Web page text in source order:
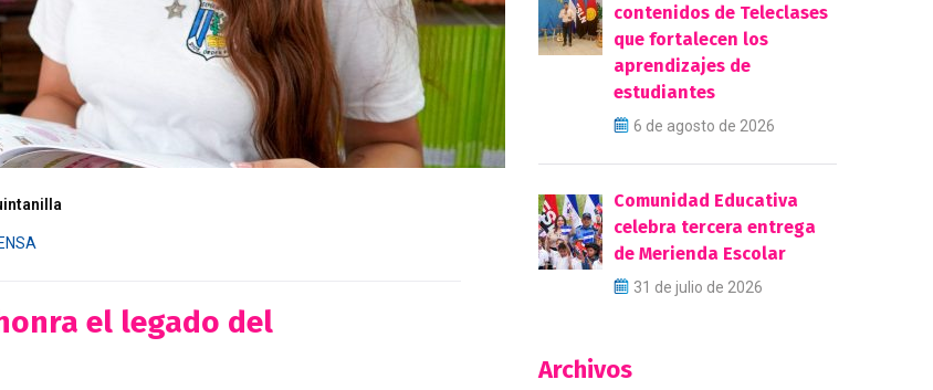
el legado del
contenidos de Teleclases
que fortalecen los
aprendizajes de
estudiantes
6 de agosto de 2026
Comunidad Educativa
celebra tercera entrega
de Merienda Escolar
31 de julio de 2026
Archivos